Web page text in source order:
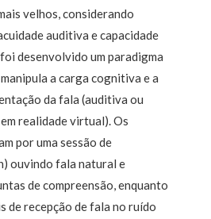
velhos, considerando
auditiva e capacidade
desenvolvido um paradigma
a carga cognitiva e a
da fala (auditiva ou
realidade virtual). Os
por uma sessão de
ouvindo fala natural e
de compreensão, enquanto
de recepção de fala no ruído